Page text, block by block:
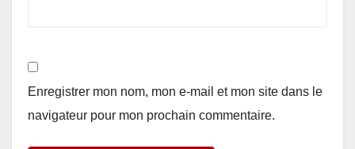
Enregistrer mon nom, mon e-mail et mon site dans le
navigateur pour mon prochain commentaire.